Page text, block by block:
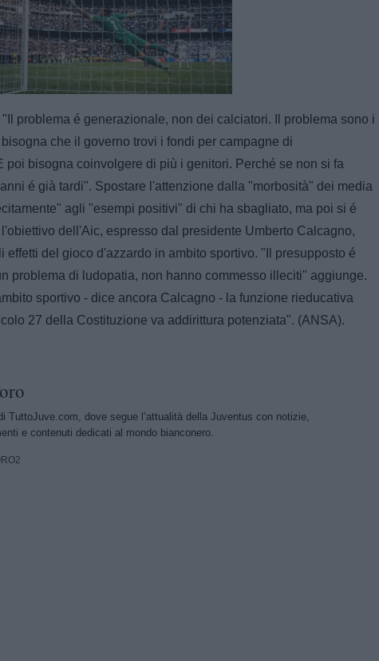
100.00%
problema é generazionale, non dei calciatori. Il problema sono i
che il governo trovi i fondi per campagne di
poi bisogna coinvolgere di più i genitori. Perché se non si fa
é già tardi". Spostare l'attenzione dalla "morbosità" dei media
agli "esempi positivi" di chi ha sbagliato, ma poi si é
dell'Aic, espresso dal presidente Umberto Calcagno,
effetti del gioco d'azzardo in ambito sportivo. "Il presupposto é
problema di ludopatia, non hanno commesso illeciti" aggiunge.
sportivo - dice ancora Calcagno - la funzione rieducativa
27 della Costituzione va addirittura potenziata". (ANSA).
TuttoJuve.com, dove segue l’attualità della Juventus con notizie,
e contenuti dedicati al mondo bianconero.